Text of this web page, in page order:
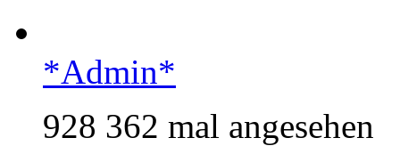
*Admin*
928 362 mal angesehen